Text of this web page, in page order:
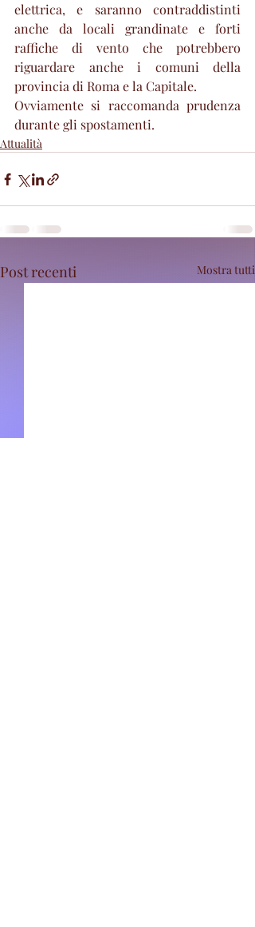
elettrica, e saranno contraddistinti
anche da locali grandinate e forti
raffiche di vento che potrebbero
riguardare anche i comuni della
provincia di Roma e la Capitale.
Ovviamente si raccomanda prudenza
durante gli spostamenti.
Attualità
Post recenti Mostra tutti